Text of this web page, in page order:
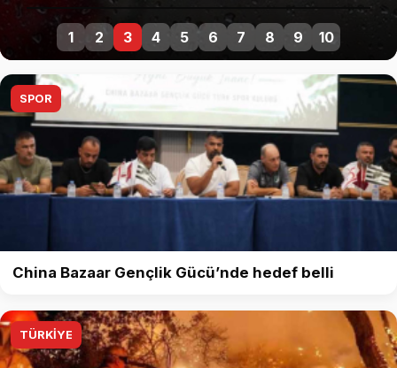
1 2 3 4 5 6 7 8 9 10
SPOR
China Bazaar Gençlik Gücü’nde hedef belli
TÜRKİYE